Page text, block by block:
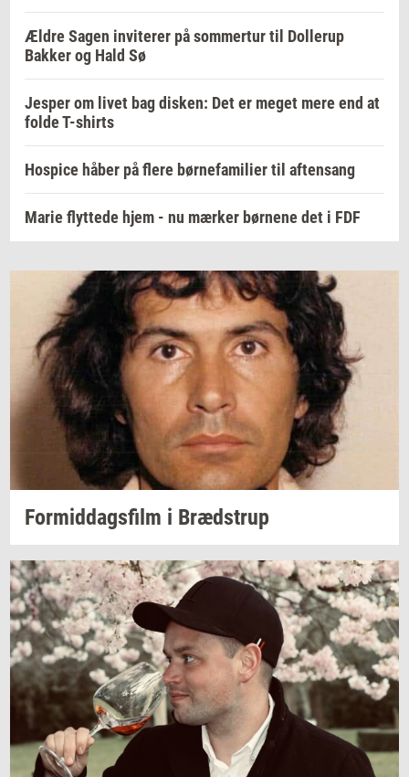
Ældre Sagen inviterer på sommertur til Dollerup
Bakker og Hald Sø
Jesper om livet bag disken: Det er meget mere end at
folde T-shirts
Hospice håber på flere børnefamilier til aftensang
Marie flyttede hjem - nu mærker børnene det i FDF
For­mid­dags­film i Bræd­strup